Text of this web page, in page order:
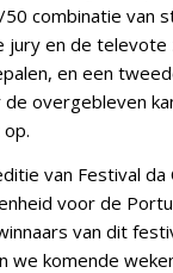
combinatie van
jury en de
en een
overgebleven
van Festival da
voor de
van dit
we komende